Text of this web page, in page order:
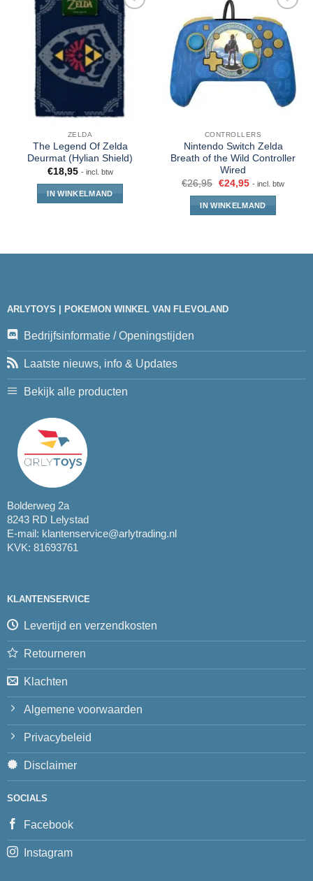
ZELDA
The Legend Of Zelda
Deurmat (Hylian Shield)
€18,95 - incl. btw
IN WINKELMAND
CONTROLLERS
Nintendo Switch Zelda
Breath of the Wild Controller
Wired
€26,95 €24,95 - incl. btw
IN WINKELMAND
ARLYTOYS | POKEMON WINKEL VAN FLEVOLAND
Bedrijfsinformatie / Openingstijden
Laatste nieuws, info & Updates
Bekijk alle producten
Bolderweg 2a
8243 RD Lelystad
E-mail: klantenservice@arlytrading.nl
KVK: 81693761
KLANTENSERVICE
Levertijd en verzendkosten
Retourneren
Klachten
Algemene voorwaarden
Privacybeleid
Disclaimer
SOCIALS
Facebook
Instagram